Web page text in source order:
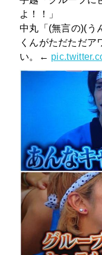
よ！！」
中丸「(無言の)(う
くんがただただア
い。←